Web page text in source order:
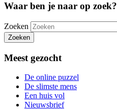
Waar ben je naar op zoek?
Zoeken
Zoeken
Meest gezocht
De online puzzel
De slimste mens
Een huis vol
Nieuwsbrief